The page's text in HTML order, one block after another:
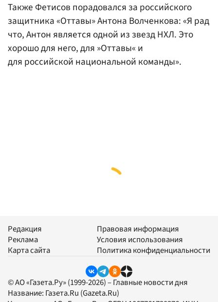
Также Фетисов порадовался за российского
защитника «Оттавы» Антона Волченкова: «Я рад
что, Антон является одной из звезд НХЛ. Это
хорошо для него, для »Оттавы« и
для российской национальной команды».
Редакция
Реклама
Карта сайта
Правовая информация
Условия использования
Политика конфиденциальности
© АО «Газета.Ру» (1999-2026) – Главные новости дня
Название: Газета.Ru (Gazeta.Ru)